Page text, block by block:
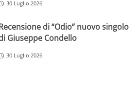
30 Luglio 2026
di “Odio” nuovo singolo
Giuseppe Condello
30 Luglio 2026